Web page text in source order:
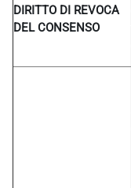
DIRITTO DI REVOCA
DEL CONSENSO